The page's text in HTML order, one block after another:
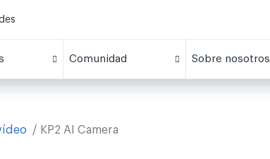
Comunidad Sobre nosotros
KP2 AI Camera